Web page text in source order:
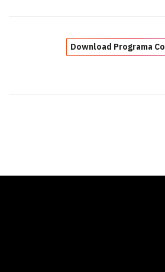
Download Programa